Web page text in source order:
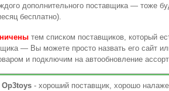
дополнительного поставщика — тоже
бесплатно).
тем списком поставщиков, который
— Вы можете просто назвать его сайт
и подключим на автообновление
Op3toys - хороший поставщик, хорошо